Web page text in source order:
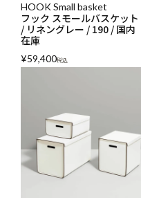
HOOK Small basket
フック スモールバスケット
/ リネングレー / 190 / 国内
在庫
¥59,400税込